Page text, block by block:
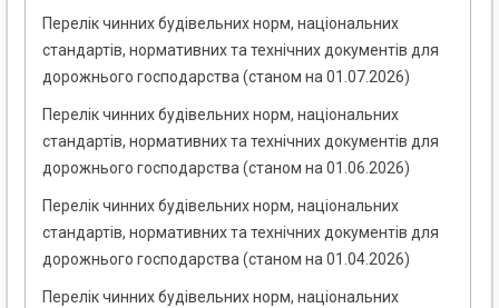
Перелік чинних будівельних норм, національних
стандартів, нормативних та технічних документів для
дорожнього господарства (станом на 01.07.2026)
Перелік чинних будівельних норм, національних
стандартів, нормативних та технічних документів для
дорожнього господарства (станом на 01.06.2026)
Перелік чинних будівельних норм, національних
стандартів, нормативних та технічних документів для
дорожнього господарства (станом на 01.04.2026)
Перелік чинних будівельних норм, національних